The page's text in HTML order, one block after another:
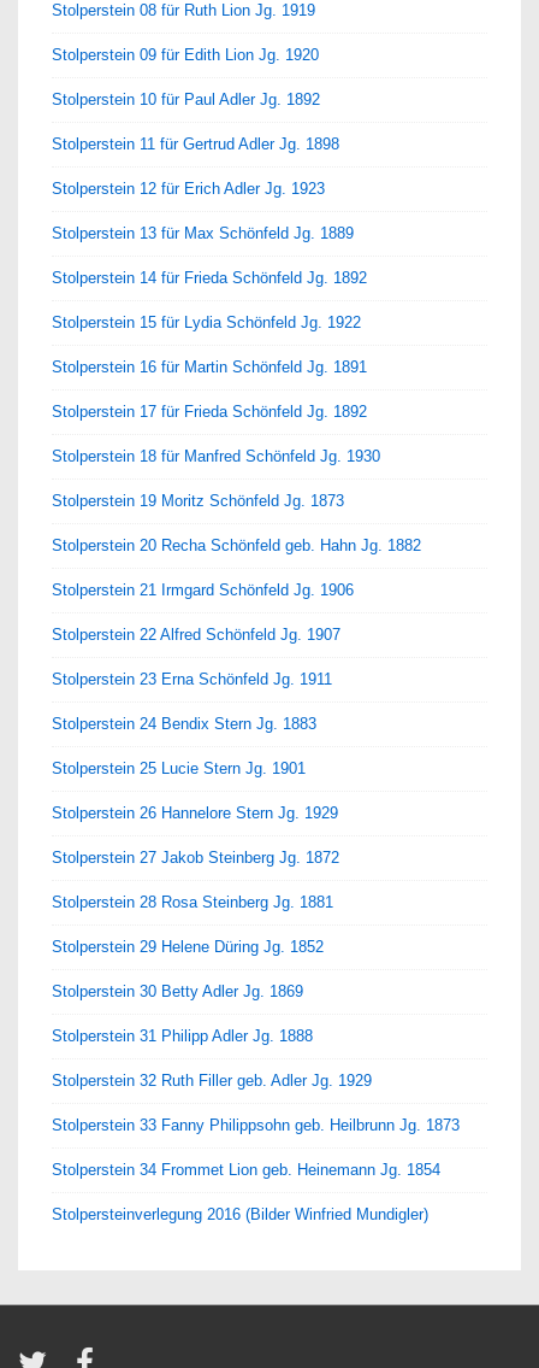
Stolperstein 08 für Ruth Lion Jg. 1919
Stolperstein 09 für Edith Lion Jg. 1920
Stolperstein 10 für Paul Adler Jg. 1892
Stolperstein 11 für Gertrud Adler Jg. 1898
Stolperstein 12 für Erich Adler Jg. 1923
Stolperstein 13 für Max Schönfeld Jg. 1889
Stolperstein 14 für Frieda Schönfeld Jg. 1892
Stolperstein 15 für Lydia Schönfeld Jg. 1922
Stolperstein 16 für Martin Schönfeld Jg. 1891
Stolperstein 17 für Frieda Schönfeld Jg. 1892
Stolperstein 18 für Manfred Schönfeld Jg. 1930
Stolperstein 19 Moritz Schönfeld Jg. 1873
Stolperstein 20 Recha Schönfeld geb. Hahn Jg. 1882
Stolperstein 21 Irmgard Schönfeld Jg. 1906
Stolperstein 22 Alfred Schönfeld Jg. 1907
Stolperstein 23 Erna Schönfeld Jg. 1911
Stolperstein 24 Bendix Stern Jg. 1883
Stolperstein 25 Lucie Stern Jg. 1901
Stolperstein 26 Hannelore Stern Jg. 1929
Stolperstein 27 Jakob Steinberg Jg. 1872
Stolperstein 28 Rosa Steinberg Jg. 1881
Stolperstein 29 Helene Düring Jg. 1852
Stolperstein 30 Betty Adler Jg. 1869
Stolperstein 31 Philipp Adler Jg. 1888
Stolperstein 32 Ruth Filler geb. Adler Jg. 1929
Stolperstein 33 Fanny Philippsohn geb. Heilbrunn Jg. 1873
Stolperstein 34 Frommet Lion geb. Heinemann Jg. 1854
Stolpersteinverlegung 2016 (Bilder Winfried Mundigler)